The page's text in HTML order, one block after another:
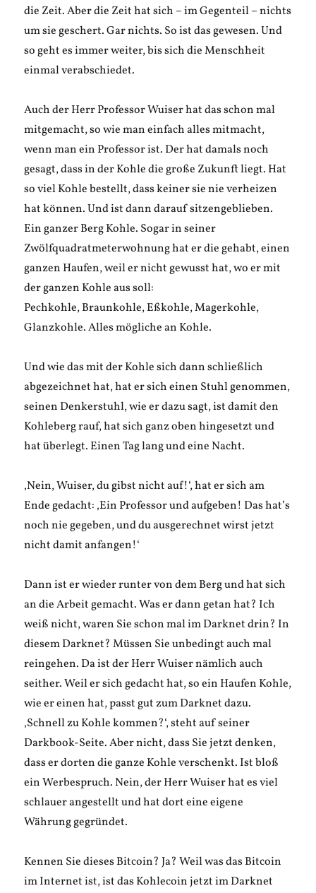
die Zeit. Aber die Zeit hat sich – im Gegenteil – nichts
um sie geschert. Gar nichts. So ist das gewesen. Und
so geht es immer weiter, bis sich die Menschheit
einmal verabschiedet.
Auch der Herr Professor Wuiser hat das schon mal
mitgemacht, so wie man einfach alles mitmacht,
wenn man ein Professor ist. Der hat damals noch
gesagt, dass in der Kohle die große Zukunft liegt. Hat
so viel Kohle bestellt, dass keiner sie nie verheizen
hat können. Und ist dann darauf sitzengeblieben.
Ein ganzer Berg Kohle. Sogar in seiner
Zwölfquadratmeterwohnung hat er die gehabt, einen
ganzen Haufen, weil er nicht gewusst hat, wo er mit
der ganzen Kohle aus soll:
Pechkohle, Braunkohle, Eßkohle, Magerkohle,
Glanzkohle. Alles mögliche an Kohle.
Und wie das mit der Kohle sich dann schließlich
abgezeichnet hat, hat er sich einen Stuhl genommen,
seinen Denkerstuhl, wie er dazu sagt, ist damit den
Kohleberg rauf, hat sich ganz oben hingesetzt und
hat überlegt. Einen Tag lang und eine Nacht.
‚Nein, Wuiser, du gibst nicht auf!‘, hat er sich am
Ende gedacht: ‚Ein Professor und aufgeben! Das hat’s
noch nie gegeben, und du ausgerechnet wirst jetzt
nicht damit anfangen!‘
Dann ist er wieder runter von dem Berg und hat sich
an die Arbeit gemacht. Was er dann getan hat? Ich
weiß nicht, waren Sie schon mal im Darknet drin? In
diesem Darknet? Müssen Sie unbedingt auch mal
reingehen. Da ist der Herr Wuiser nämlich auch
seither. Weil er sich gedacht hat, so ein Haufen Kohle,
wie er einen hat, passt gut zum Darknet dazu.
‚Schnell zu Kohle kommen?‘, steht auf seiner
Darkbook-Seite. Aber nicht, dass Sie jetzt denken,
dass er dorten die ganze Kohle verschenkt. Ist bloß
ein Werbespruch. Nein, der Herr Wuiser hat es viel
schlauer angestellt und hat dort eine eigene
Währung gegründet.
Kennen Sie dieses Bitcoin? Ja? Weil was das Bitcoin
im Internet ist, ist das Kohlecoin jetzt im Darknet